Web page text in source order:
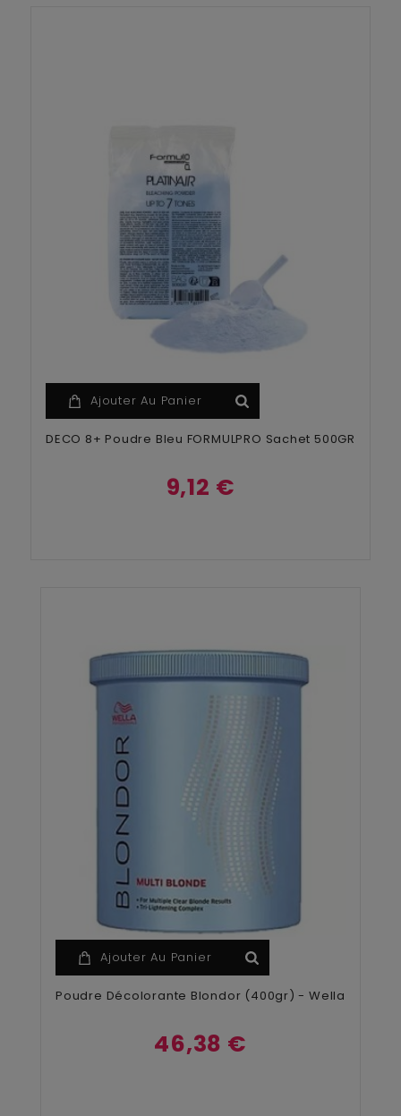
Ajouter Au Panier
DECO 8+ Poudre Bleu FORMULPRO Sachet 500GR
9,12 €
Ajouter Au Panier
Poudre Décolorante Blondor (400gr) - Wella
46,38 €